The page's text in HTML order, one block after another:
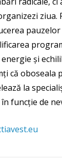
pauzelor
și
că oboseala
la
funcție de